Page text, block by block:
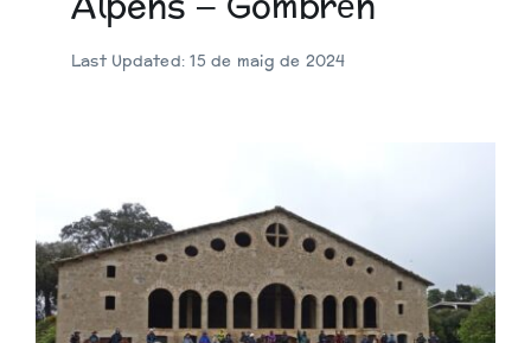
Biblioteca
Last Updated: 15 de maig de 2024